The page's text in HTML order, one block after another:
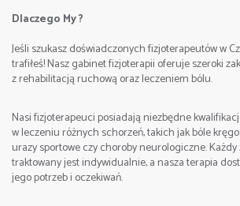
tel. +48 512 263 099 Sebastian
e-mail:
Dlaczego My ?
Jeśli szukasz doświadczonych fizjoterapeutów w
trafiłeś! Nasz gabinet fizjoterapii oferuje szeroki
z rehabilitacją ruchową oraz leczeniem bólu.
Nasi fizjoterapeuci posiadają niezbędne
w leczeniu różnych schorzeń, takich jak bóle
urazy sportowe czy choroby neurologiczne.
traktowany jest indywidualnie, a nasza terapia
jego potrzeb i oczekiwań.